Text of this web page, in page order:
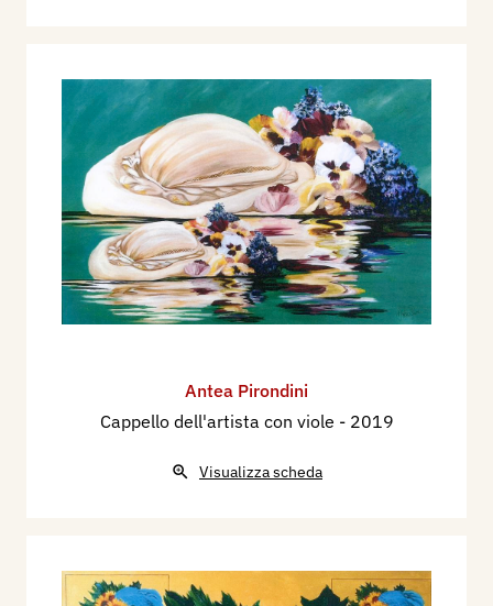
Antea Pirondini
Cappello dell'artista con viole - 2019
Visualizza scheda